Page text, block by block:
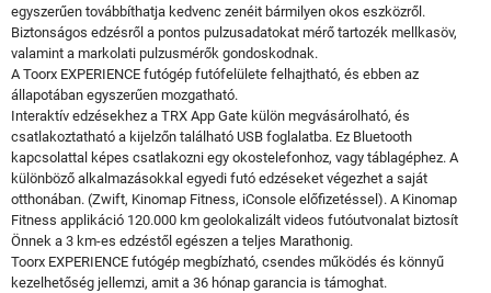
egyszerűen továbbíthatja kedvenc zenéit bármilyen okos eszközről.
Biztonságos edzésről a pontos pulzusadatokat mérő tartozék mellkasöv,
valamint a markolati pulzusmérők gondoskodnak.
A Toorx EXPERIENCE futógép futófelülete felhajtható, és ebben az
állapotában egyszerűen mozgatható.
Interaktív edzésekhez a TRX App Gate külön megvásárolható, és
csatlakoztatható a kijelzőn található USB foglalatba. Ez Bluetooth
kapcsolattal képes csatlakozni egy okostelefonhoz, vagy táblagéphez. A
különböző alkalmazásokkal egyedi futó edzéseket végezhet a saját
otthonában. (Zwift, Kinomap Fitness, iConsole előfizetéssel). A Kinomap
Fitness applikáció 120.000 km geolokalizált videos futóutvonalat biztosít
Önnek a 3 km-es edzéstől egészen a teljes Marathonig.
Toorx EXPERIENCE futógép megbízható, csendes működés és könnyű
kezelhetőség jellemzi, amit a 36 hónap garancia is támoghat.